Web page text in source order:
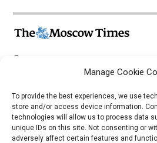
Manage Cookie
To provide the best experiences, we use
store and/or access device information.
technologies will allow us to process data
unique IDs on this site. Not consenting or
adversely affect certain features and
О нас
Политика
iOS
Android